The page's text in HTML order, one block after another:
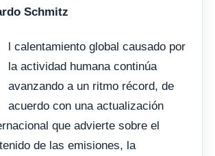
Schmitz
l calentamiento global causado por
la actividad humana continúa
avanzando a un ritmo récord, de
acuerdo con una actualización
que advierte sobre el
de las emisiones, la